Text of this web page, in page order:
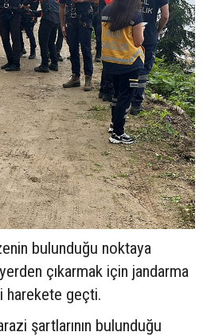
bulunduğu noktaya
çıkarmak için jandarma
harekete geçti.
şartlarının bulunduğu